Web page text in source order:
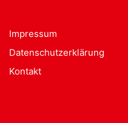
Impressum
Datenschutzerklärung
Kontakt